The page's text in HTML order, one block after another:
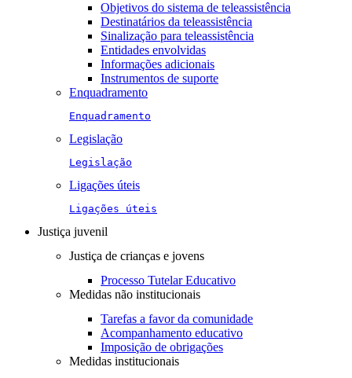
Objetivos do sistema de teleassistência
Destinatários da teleassistência
Sinalização para teleassistência
Entidades envolvidas
Informações adicionais
Instrumentos de suporte
Enquadramento
Enquadramento
Legislação
Legislação
Ligações úteis
Ligações úteis
Justiça juvenil
Justiça de crianças e jovens
Processo Tutelar Educativo
Medidas não institucionais
Tarefas a favor da comunidade
Acompanhamento educativo
Imposição de obrigações
Medidas institucionais